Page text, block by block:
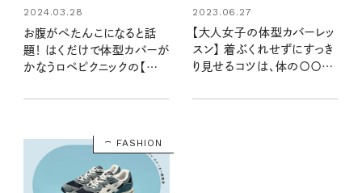
2024.03.28
お腹がぺたんこになると話
題！ はくだけで体型カバーが
かなうロペピクニックの【革
2023.06.27
【大人女子の体型カバーレッ
スン】 着ぶくれせずにすっき
り見せるコツは、体の〇〇を
FASHION